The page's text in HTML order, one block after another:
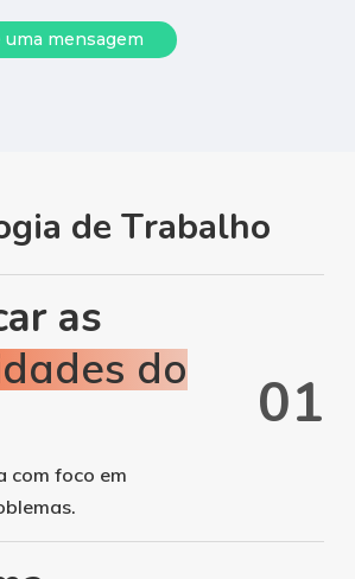
uma mensagem
gia de Trabalho
as
do
com foco em
01